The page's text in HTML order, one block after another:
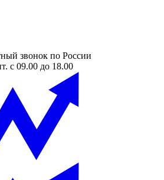
звонок по России
с 09.00 до 18.00